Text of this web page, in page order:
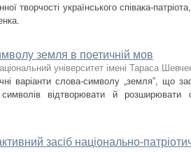
творчості українського співака-
земля в поетичній мов
університет імені Тараса
варіанти слова-символу „земля”, що
відтворювати й розширювати
засіб національно-